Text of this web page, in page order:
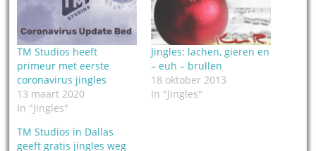
TM Studios heeft
primeur met eerste
coronavirus jingles
13 maart 2020
In "Jingles"
Jingles: lachen, gieren en
– euh – brullen
18 oktober 2013
In "Jingles"
TM Studios in Dallas
geeft gratis jingles weg